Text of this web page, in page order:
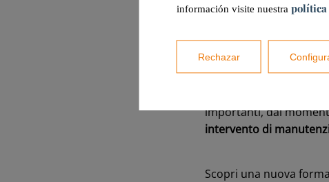
Il sistema diavvisi e
Inoltre, la funzione di
importanti, dal
intervento di
Scopri una nuova
información visite nuestra política
Rechazar